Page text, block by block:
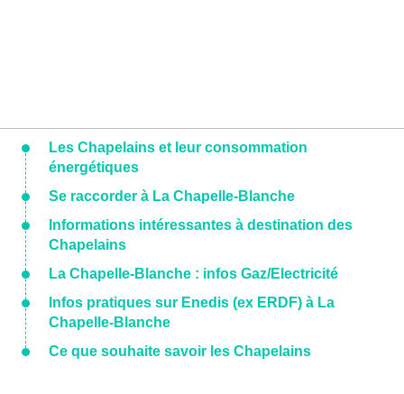
Les Chapelains et leur consommation
énergétiques
Se raccorder à La Chapelle-Blanche
Informations intéressantes à destination des
Chapelains
La Chapelle-Blanche : infos Gaz/Electricité
Infos pratiques sur Enedis (ex ERDF) à La
Chapelle-Blanche
Ce que souhaite savoir les Chapelains